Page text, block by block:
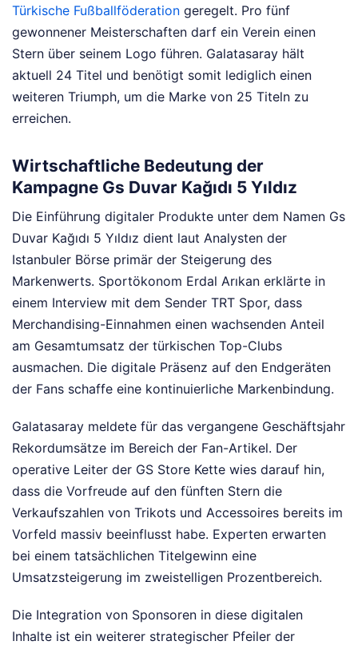
Türkische Fußballföderation geregelt. Pro fünf
gewonnener Meisterschaften darf ein Verein einen
Stern über seinem Logo führen. Galatasaray hält
aktuell 24 Titel und benötigt somit lediglich einen
weiteren Triumph, um die Marke von 25 Titeln zu
erreichen.
Wirtschaftliche Bedeutung der
Kampagne Gs Duvar Kağıdı 5 Yıldız
Die Einführung digitaler Produkte unter dem Namen Gs
Duvar Kağıdı 5 Yıldız dient laut Analysten der
Istanbuler Börse primär der Steigerung des
Markenwerts. Sportökonom Erdal Arıkan erklärte in
einem Interview mit dem Sender TRT Spor, dass
Merchandising-Einnahmen einen wachsenden Anteil
am Gesamtumsatz der türkischen Top-Clubs
ausmachen. Die digitale Präsenz auf den Endgeräten
der Fans schaffe eine kontinuierliche Markenbindung.
Galatasaray meldete für das vergangene Geschäftsjahr
Rekordumsätze im Bereich der Fan-Artikel. Der
operative Leiter der GS Store Kette wies darauf hin,
dass die Vorfreude auf den fünften Stern die
Verkaufszahlen von Trikots und Accessoires bereits im
Vorfeld massiv beeinflusst habe. Experten erwarten
bei einem tatsächlichen Titelgewinn eine
Umsatzsteigerung im zweistelligen Prozentbereich.
Die Integration von Sponsoren in diese digitalen
Inhalte ist ein weiterer strategischer Pfeiler der